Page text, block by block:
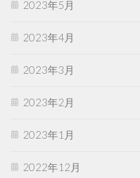
2023年5月
2023年4月
2023年3月
2023年2月
2023年1月
2022年12月